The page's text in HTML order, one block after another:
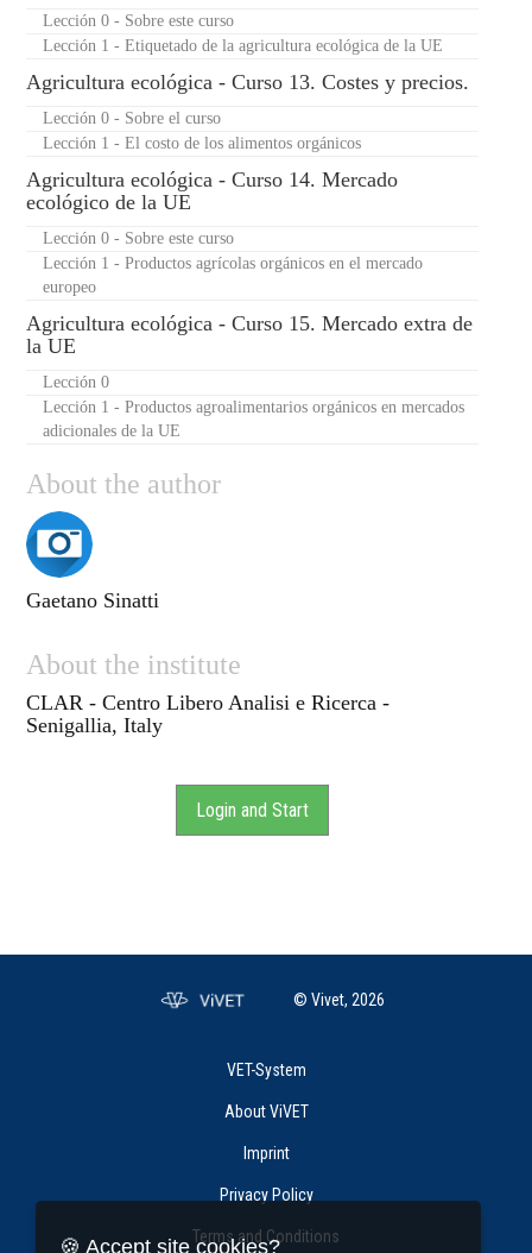
Lección 0 - Sobre este curso
Lección 1 - Etiquetado de la agricultura ecológica de la UE
Agricultura ecológica - Curso 13. Costes y precios.
Lección 0 - Sobre el curso
Lección 1 - El costo de los alimentos orgánicos
Agricultura ecológica - Curso 14. Mercado
ecológico de la UE
Lección 0 - Sobre este curso
Lección 1 - Productos agrícolas orgánicos en el mercado
europeo
Agricultura ecológica - Curso 15. Mercado extra de
la UE
Lección 0
Lección 1 - Productos agroalimentarios orgánicos en mercados
adicionales de la UE
About the author
Gaetano Sinatti
About the institute
CLAR - Centro Libero Analisi e Ricerca -
Senigallia, Italy
Login and Start
© Vivet, 2026
VET-System
About ViVET
Imprint
Privacy Policy
Terms and Conditions
🍪 Accept site cookies?